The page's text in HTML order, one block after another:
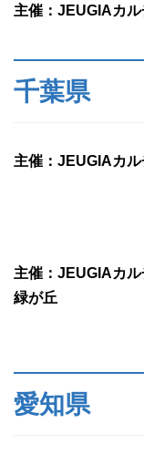
主催：JEUGIAカ
千葉県
主催：JEUGIAカ
主催：JEUGIAカ
緑が丘
愛知県